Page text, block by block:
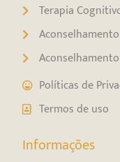
Terapia
Políticas de
Termos de uso
Informações